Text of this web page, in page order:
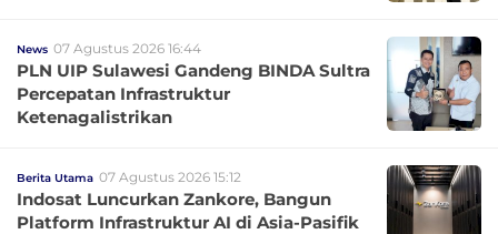
News 07 Agustus 2026 16:44
PLN UIP Sulawesi Gandeng BINDA Sultra
Percepatan Infrastruktur
Ketenagalistrikan
Berita Utama 07 Agustus 2026 15:12
Indosat Luncurkan Zankore, Bangun
Platform Infrastruktur AI di Asia-Pasifik